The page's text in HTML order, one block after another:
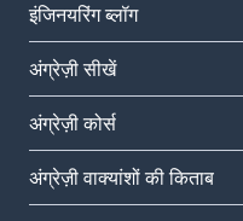
इंजिनयरिंग ब्लॉग
अंग्रेज़ी सीखें
अंग्रेज़ी कोर्स
अंग्रेज़ी वाक्यांशों की किताब